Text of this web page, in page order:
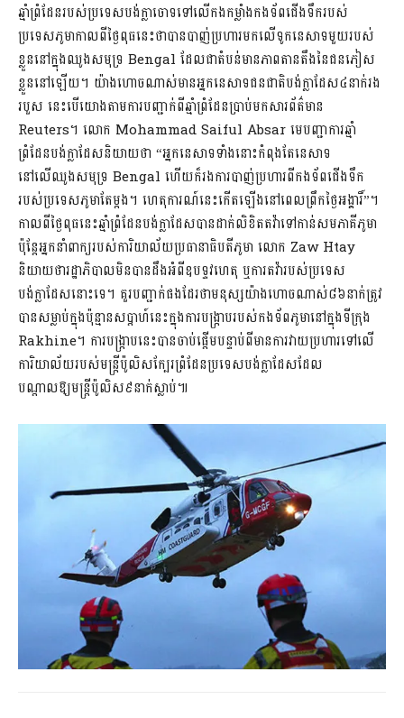
ឆ្មាំព្រំដែនរបស់ប្រទេសបង់ក្លាចោទទៅលើកងកម្លាំងកងទ័ពជើងទឹករបស់
ប្រទេសភូមាកាលពីថ្ងៃពុធនេះថាបានបាញ់ប្រហារមកលើទូកនេសាទមួយរបស់
ខ្លួននៅក្នុងឈូងសមុទ្រ Bengal ដែលជាតំបន់មានភាពតានតឹងនៃជនភៀស
ខ្លួននៅឡើយ។ យ៉ាងហោចណាស់មានអ្នកនេសាទជនជាតិបង់ក្លាដែស៤នាក់រង
របួស នេះបើយោងតាមការបញ្ជាក់ពីឆ្មាំព្រំដែនប្រាប់មកសារព័ត៌មាន
Reuters។ លោក Mohammad Saiful Absar មេបញ្ជាការឆ្មាំ
ព្រំដែនបង់ក្លាដែសនិយាយថា “អ្នកនេសាទទាំងនោះកំពុងតែនេសាទ
នៅលើឈូងសមុទ្រ Bengal ហើយក៏រងការបាញ់ប្រហារពីកងទ័ពជើងទឹក
របស់ប្រទេសភូមាតែម្តង។ ហេតុការណ៍នេះកើតឡើងនៅពេលព្រឹកថ្ងៃអង្គារិ៍”។
កាលពីថ្ងៃពុធនេះឆ្មាំព្រំដែនបង់ក្លាដែសបានដាក់លិខិតតវ៉ាទៅកាន់សមភាគីភូមា
ប៉ុន្តែអ្នកនាំពាក្យរបស់ការិយាល័យប្រធានាធិបតីភូមា លោក Zaw Htay
និយាយថារដ្ឋាភិបាលមិនបានដឹងអំពីឧបទ្ទវហេតុ ឬការតវ៉ារបស់ប្រទេស
បង់ក្លាដែសនោះទេ។ គួរបញ្ជាក់ផងដែរថាមនុស្សយ៉ាងហោចណាស់៨៦នាក់ត្រូវ
បានសម្លាប់ក្នុងប៉ុន្មានសប្តាហ៍នេះក្នុងការបង្ក្រាបរបស់កងទ័ពភូមានៅក្នុងទីក្រុង​
Rakhine។ ការបង្ក្រាបនេះបានចាប់ផ្តើមបន្ទាប់ពីមានការវាយប្រហារទៅលើ
ការិយាល័យរបស់មន្រ្តីប៉ូលិសក្បែរព្រំដែនប្រទេសបង់ក្លាដែសដែល
បណ្តាលឱ្យមន្រ្តីប៉ូលិស៩នាក់ស្លាប់៕